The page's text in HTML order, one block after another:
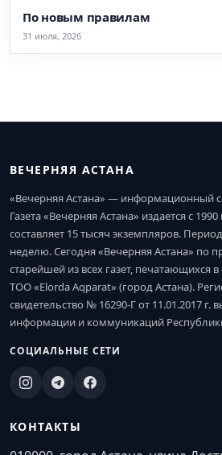
По новым правилам
31 июля, 2026
ВЕЧЕРНЯЯ АСТАНА
«Вечерняя Астана» — информационный
Газета «Вечерняя Астана» издается с
составляет 15 тысяч экземпляров.
неделю. Сегодня «Вечерняя Астана» по
старейшей из всех газет, печатающихся
ТОО «Elorda Aqparat» (город Астана).
свидетельство № 16290-Г от 11.01.2017
информации и коммуникаций
СОЦИАЛЬНЫЕ СЕТИ
КОНТАКТЫ